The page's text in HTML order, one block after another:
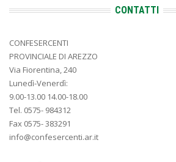
CONTATTI
CONFESERCENTI
PROVINCIALE DI AREZZO
Via Fiorentina, 240
Lunedì-Venerdì:
9.00-13.00 14.00-18.00
Tel. 0575- 984312
Fax 0575- 383291
info@confesercenti.ar.it